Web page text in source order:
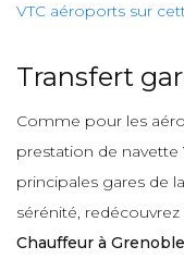
VTC aéroports sur
Transfert
Comme pour les
prestation de navette
principales gares de
sérénité,
Chauffeur à Grenoble